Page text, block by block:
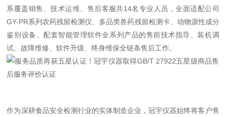
系覆盖销售、技术运维、售后客服共14名专业人员，全面适配公司
GY-PR系列农药残留检测仪、多品类兽药残留检测卡、动物源性成分
鉴别设备、配套智能管理软件全系列产品的售前技术指导、装机调
试、故障维修、软件升级、终身维保全链条售后工作。
作为深耕食品安全检测行业的实体制造企业，冠宇仪器始终将客户售